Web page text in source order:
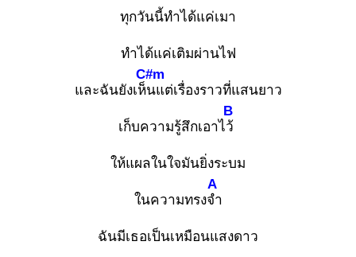
ทุกวันนี้ทำได้แค่เมา
ทำได้แค่เติมผ่านไฟ
และฉันยังเห็น
C#m
แต่เรื่องราวที่แสนยาว
เก็บความรู้สึกเอาไว้
B
ให้แผลในใจมันยิ่งระบม
ในความทรงจำ
A
ฉันมีเธอเป็นเหมือนแสงดาว